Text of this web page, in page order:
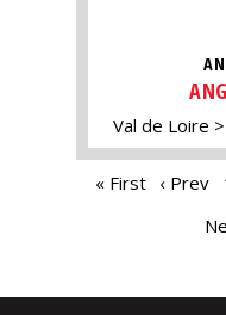
Val de Loire
PAGES
« First ‹ Prev